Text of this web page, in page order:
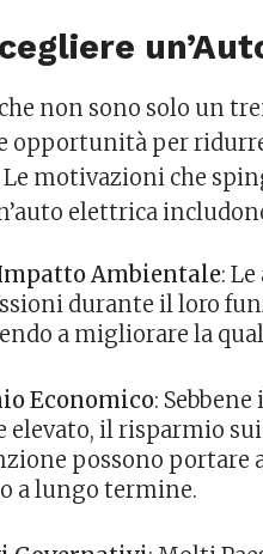
non sono solo un
opportunità per
motivazioni che
elettrica
Ambientale:
durante il loro
a migliorare la
Economico:
elevato, il risparmio
possono portare
a lungo termine.